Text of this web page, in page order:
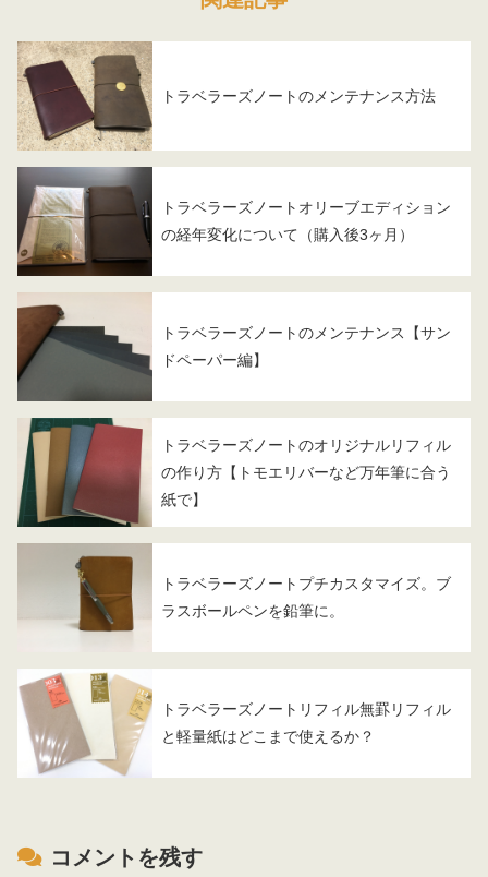
トラベラーズノートのメンテナンス方法
トラベラーズノートオリーブエディション
の経年変化について（購入後3ヶ月）
トラベラーズノートのメンテナンス【サン
ドペーパー編】
トラベラーズノートのオリジナルリフィル
の作り方【トモエリバーなど万年筆に合う
紙で】
トラベラーズノートプチカスタマイズ。ブ
ラスボールペンを鉛筆に。
トラベラーズノートリフィル無罫リフィル
と軽量紙はどこまで使えるか？
コメントを残す